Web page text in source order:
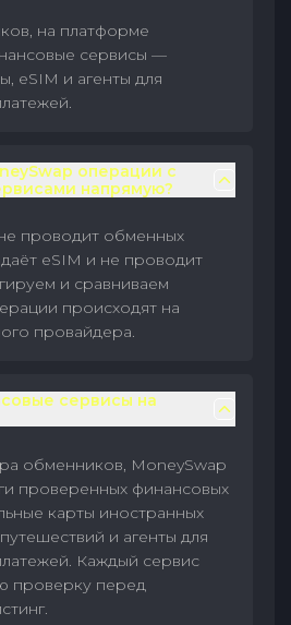
на платформе
сервисы —
eSIM и агенты для
операции с
напрямую?
проводит обменных
eSIM и не проводит
и сравниваем
происходят на
провайдера.
сервисы на
обменников, MoneySwap
проверенных финансовых
карты иностранных
и агенты для
Каждый сервис
проверку перед